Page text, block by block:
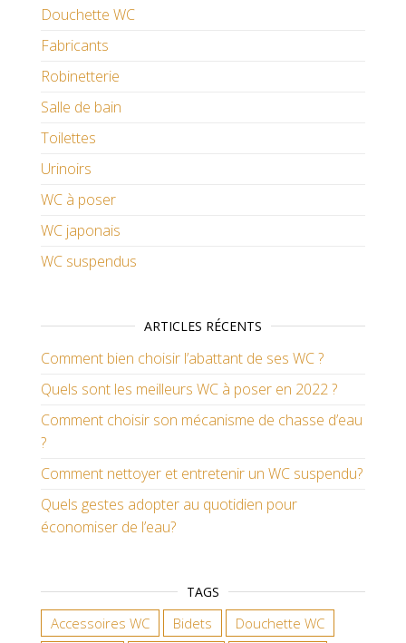
Douchette WC
Fabricants
Robinetterie
Salle de bain
Toilettes
Urinoirs
WC à poser
WC japonais
WC suspendus
ARTICLES RÉCENTS
Comment bien choisir l’abattant de ses WC ?
Quels sont les meilleurs WC à poser en 2022 ?
Comment choisir son mécanisme de chasse d’eau
?
Comment nettoyer et entretenir un WC suspendu?
Quels gestes adopter au quotidien pour
économiser de l’eau?
TAGS
Accessoires WC Bidets Douchette WC